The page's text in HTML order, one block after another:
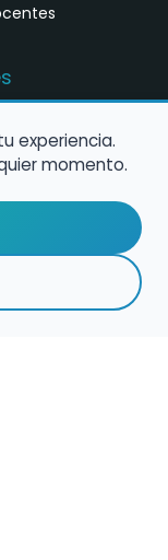
experiencia.
momento.